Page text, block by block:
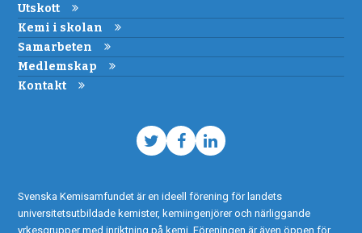
Utskott
Kemi i skolan
Samarbeten
Medlemskap
Kontakt
TwitterFacebook
LinkedIn
Svenska Kemisamfundet är en ideell förening för landets
universitetsutbildade kemister, kemiingenjörer och närliggande
yrkesgrupper med inriktning på kemi. Föreningen är även öppen för